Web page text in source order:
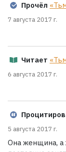
Прочёл
7 августа 2017 г.
Читает
6 августа 2017 г.
5 августа 2017 г.
Она женщина,